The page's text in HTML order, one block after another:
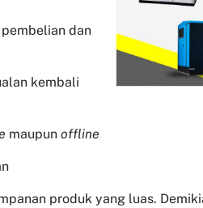
dan
kembali
maupun offline
produk yang luas.